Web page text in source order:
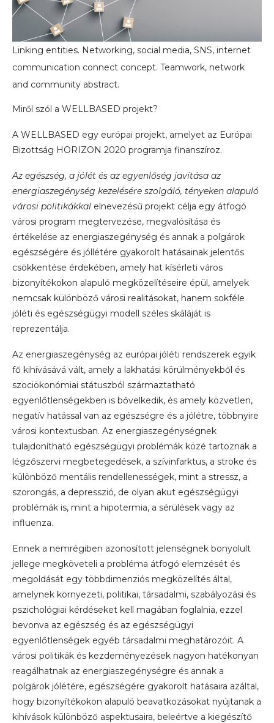
Linking entities. Networking, social media, SNS, internet
communication connect concept. Teamwork, network
and community abstract.
Miről szól a WELLBASED projekt?
A WELLBASED egy európai projekt, amelyet az Európai
Bizottság HORIZON 2020 programja finanszíroz.
Az egészség, a jólét és az egyenlőség javítása az
energiaszegénység kezelésére szolgáló, tényeken alapuló
városi politikákkal elnevezésű projekt célja egy átfogó
városi program megtervezése, megvalósítása és
értékelése az energiaszegénység és annak a polgárok
egészségére és jóllétére gyakorolt ​​hatásainak jelentős
csökkentése érdekében, amely hat kísérleti város
bizonyítékokon alapuló megközelítéseire épül, amelyek
nemcsak különböző városi realitásokat, hanem sokféle
jóléti és egészségügyi modell széles skáláját is
reprezentálja.
Az energiaszegénység az európai jóléti rendszerek egyik
fő kihívásává vált, amely a lakhatási körülményekből és
szociökonómiai státuszból származtatható
egyenlőtlenségekben is bővelkedik, és amely közvetlen,
negatív hatással van az egészségre és a jólétre, többnyire
városi kontextusban. Az energiaszegénységnek
tulajdonítható egészségügyi problémák közé tartoznak a
légzőszervi megbetegedések, a szívinfarktus, a stroke és
különböző mentális rendellenességek, mint a stressz, a
szorongás, a depresszió, de olyan akut egészségügyi
problémák is, mint a hipotermia, a sérülések vagy az
influenza.
Ennek a nemrégiben azonosított jelenségnek bonyolult
jellege megköveteli a probléma átfogó elemzését és
megoldását egy többdimenziós megközelítés által,
amelynek környezeti, politikai, társadalmi, szabályozási és
pszichológiai kérdéseket kell magában foglalnia, ezzel
bevonva az egészség és az egészségügyi
egyenlőtlenségek egyéb társadalmi meghatározóit. A
városi politikák és kezdeményezések nagyon hatékonyan
reagálhatnak az energiaszegénységre és annak a
polgárok jólétére, egészségére gyakorolt ​​hatásaira azáltal,
hogy bizonyítékokon alapuló beavatkozásokat nyújtanak a
kihívások különböző aspektusaira, beleértve a kiegészítő